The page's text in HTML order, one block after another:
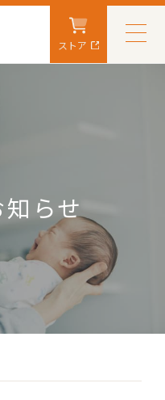
ストア
らせ